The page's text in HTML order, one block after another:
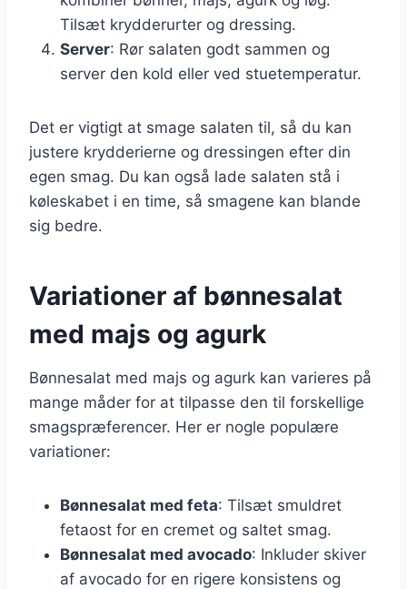
Tilsæt krydderurter og dressing.
Server: Rør salaten godt sammen og
server den kold eller ved stuetemperatur.
Det er vigtigt at smage salaten til, så du kan
justere krydderierne og dressingen efter din
egen smag. Du kan også lade salaten stå i
køleskabet i en time, så smagene kan blande
sig bedre.
Variationer af bønnesalat
med majs og agurk
Bønnesalat med majs og agurk kan varieres på
mange måder for at tilpasse den til forskellige
smagspræferencer. Her er nogle populære
variationer:
Bønnesalat med feta: Tilsæt smuldret
fetaost for en cremet og saltet smag.
Bønnesalat med avocado: Inkluder skiver
af avocado for en rigere konsistens og